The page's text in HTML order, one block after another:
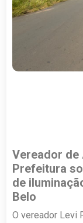
Vereador de
Prefeitura
de
Belo
O vereador Levi